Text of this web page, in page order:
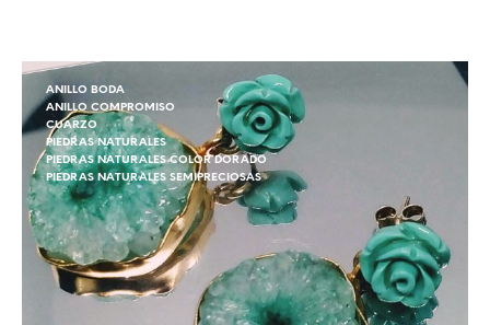
ANILLO BODA
ANILLO COMPROMISO
CUARZO
PIEDRAS NATURALES
PIEDRAS NATURALES COLOR DORADO
PIEDRAS NATURALES SEMIPRECIOSAS